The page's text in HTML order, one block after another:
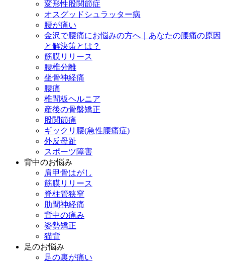
変形性股関節症
オスグッドシュラッター病
腰が痛い
金沢で腰痛にお悩みの方へ｜あなたの腰痛の原因
と解決策とは？
筋膜リリース
腰椎分離
坐骨神経痛
腰痛
椎間板ヘルニア
産後の骨盤矯正
股関節痛
ギックリ腰(急性腰痛症)
外反母趾
スポーツ障害
背中のお悩み
肩甲骨はがし
筋膜リリース
脊柱管狭窄
肋間神経痛
背中の痛み
姿勢矯正
猫背
足のお悩み
足の裏が痛い